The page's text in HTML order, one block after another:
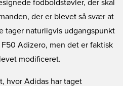
fodboldstøvler, der skal
der er blevet så svær at
tager naturligvis udgangspunkt
Adizero, men det er faktisk
modificeret.
hvor Adidas har taget